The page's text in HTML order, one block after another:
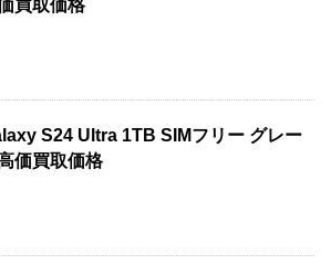
買取価格
S24 Ultra 1TB SIMフリー グレー
価買取価格